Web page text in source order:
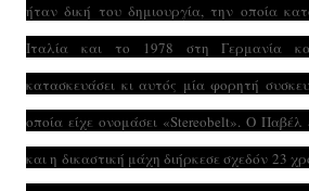
ήταν δική του δημιουργία, την οποία
Ιταλία και το 1978 στη Γερμανία
κατασκευάσει κι αυτός μία φορητή
οποία είχε ονομάσει «Stereobelt». Ο
και η δικαστική μάχη διήρκεσε σχεδόν 23